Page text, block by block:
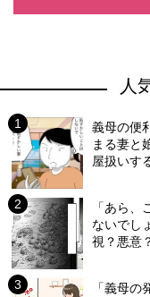
人
義母の便
まる妻と
屋扱いす
「あら
ないでし
視？悪意
「義母